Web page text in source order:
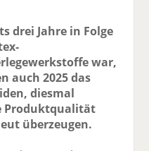
drei Jahre in Folge
war,
auch 2025 das
diesmal
Produktqualität
überzeugen.